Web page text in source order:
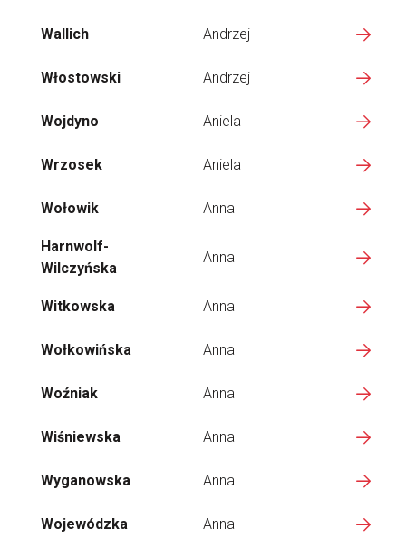
Wallich Andrzej
Włostowski Andrzej
Wojdyno Aniela
Wrzosek Aniela
Wołowik Anna
Harnwolf-
Wilczyńska
Anna
Witkowska Anna
Wołkowińska Anna
Woźniak Anna
Wiśniewska Anna
Wyganowska Anna
Wojewódzka Anna